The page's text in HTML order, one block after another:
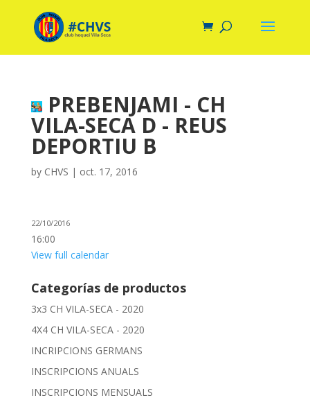
PREBENJAMI - CH
VILA-SECA D - REUS
DEPORTIU B
by CHVS | oct. 17, 2016
22/10/2016
16:00
View full calendar
Categorías de productos
3x3 CH VILA-SECA - 2020
4X4 CH VILA-SECA - 2020
INCRIPCIONS GERMANS
INSCRIPCIONS ANUALS
INSCRIPCIONS MENSUALS